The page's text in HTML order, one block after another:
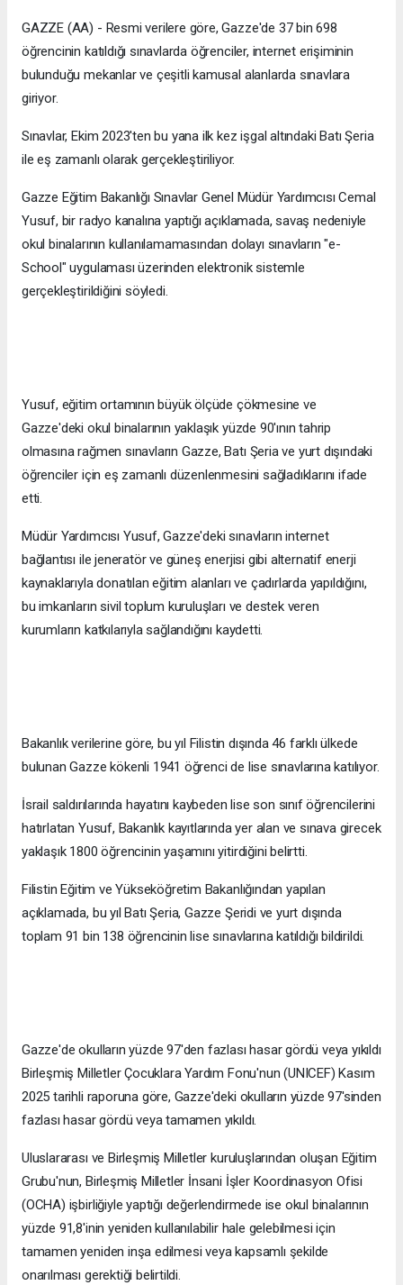
GAZZE (AA) - Resmi verilere göre, Gazze'de 37 bin 698
öğrencinin katıldığı sınavlarda öğrenciler, internet erişiminin
bulunduğu mekanlar ve çeşitli kamusal alanlarda sınavlara
giriyor.
Sınavlar, Ekim 2023'ten bu yana ilk kez işgal altındaki Batı Şeria
ile eş zamanlı olarak gerçekleştiriliyor.
Gazze Eğitim Bakanlığı Sınavlar Genel Müdür Yardımcısı Cemal
Yusuf, bir radyo kanalına yaptığı açıklamada, savaş nedeniyle
okul binalarının kullanılamamasından dolayı sınavların "e-
School" uygulaması üzerinden elektronik sistemle
gerçekleştirildiğini söyledi.
Yusuf, eğitim ortamının büyük ölçüde çökmesine ve
Gazze'deki okul binalarının yaklaşık yüzde 90'ının tahrip
olmasına rağmen sınavların Gazze, Batı Şeria ve yurt dışındaki
öğrenciler için eş zamanlı düzenlenmesini sağladıklarını ifade
etti.
Müdür Yardımcısı Yusuf, Gazze'deki sınavların internet
bağlantısı ile jeneratör ve güneş enerjisi gibi alternatif enerji
kaynaklarıyla donatılan eğitim alanları ve çadırlarda yapıldığını,
bu imkanların sivil toplum kuruluşları ve destek veren
kurumların katkılarıyla sağlandığını kaydetti.
Bakanlık verilerine göre, bu yıl Filistin dışında 46 farklı ülkede
bulunan Gazze kökenli 1941 öğrenci de lise sınavlarına katılıyor.
İsrail saldırılarında hayatını kaybeden lise son sınıf öğrencilerini
hatırlatan Yusuf, Bakanlık kayıtlarında yer alan ve sınava girecek
yaklaşık 1800 öğrencinin yaşamını yitirdiğini belirtti.
Filistin Eğitim ve Yükseköğretim Bakanlığından yapılan
açıklamada, bu yıl Batı Şeria, Gazze Şeridi ve yurt dışında
toplam 91 bin 138 öğrencinin lise sınavlarına katıldığı bildirildi.
Gazze'de okulların yüzde 97'den fazlası hasar gördü veya yıkıldı
Birleşmiş Milletler Çocuklara Yardım Fonu'nun (UNICEF) Kasım
2025 tarihli raporuna göre, Gazze'deki okulların yüzde 97'sinden
fazlası hasar gördü veya tamamen yıkıldı.
Uluslararası ve Birleşmiş Milletler kuruluşlarından oluşan Eğitim
Grubu'nun, Birleşmiş Milletler İnsani İşler Koordinasyon Ofisi
(OCHA) işbirliğiyle yaptığı değerlendirmede ise okul binalarının
yüzde 91,8'inin yeniden kullanılabilir hale gelebilmesi için
tamamen yeniden inşa edilmesi veya kapsamlı şekilde
onarılması gerektiği belirtildi.